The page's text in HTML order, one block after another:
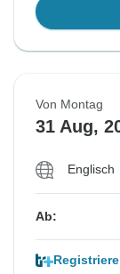
Von Montag
31 Aug,
Englisch
Ab: